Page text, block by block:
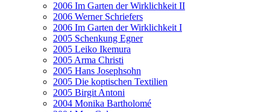
2006 Im Garten der Wirklichkeit II
2006 Werner Schriefers
2006 Im Garten der Wirklichkeit I
2005 Schenkung Egner
2005 Leiko Ikemura
2005 Arma Christi
2005 Hans Josephsohn
2005 Die koptischen Textilien
2005 Birgit Antoni
2004 Monika Bartholomé